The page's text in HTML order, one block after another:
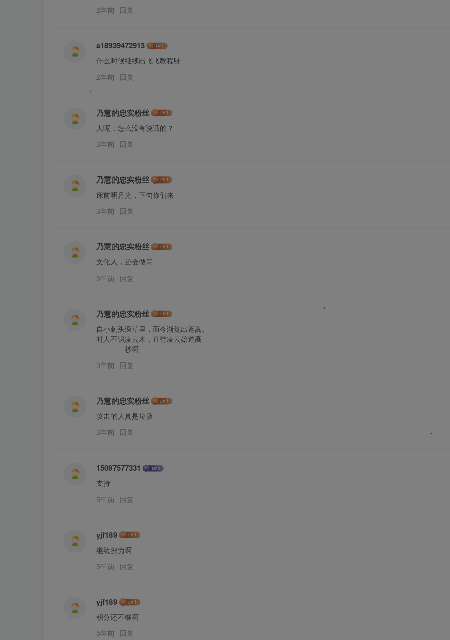
2年前 回复
a18939472913
什么时候继续出飞飞教程呀
2年前 回复
乃慧的忠实粉丝
人呢，怎么没有说话的？
3年前 回复
乃慧的忠实粉丝
床前明月光，下句你们来
3年前 回复
乃慧的忠实粉丝
文化人，还会做诗
3年前 回复
乃慧的忠实粉丝
自小刺头深草里，而今渐觉出蓬蒿。
时人不识凌云木，直待凌云始道高
              秒啊
3年前 回复
乃慧的忠实粉丝
攻击的人真是垃圾
3年前 回复
15097577331
支持
5年前 回复
yjf189
继续努力啊
5年前 回复
yjf189
积分还不够啊
5年前 回复